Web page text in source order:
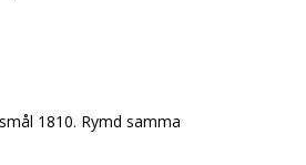
1810. Rymd samma